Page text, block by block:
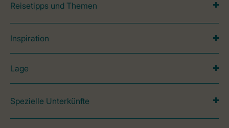
Reisetipps und Themen
Inspiration
Lage
Spezielle Unterkünfte